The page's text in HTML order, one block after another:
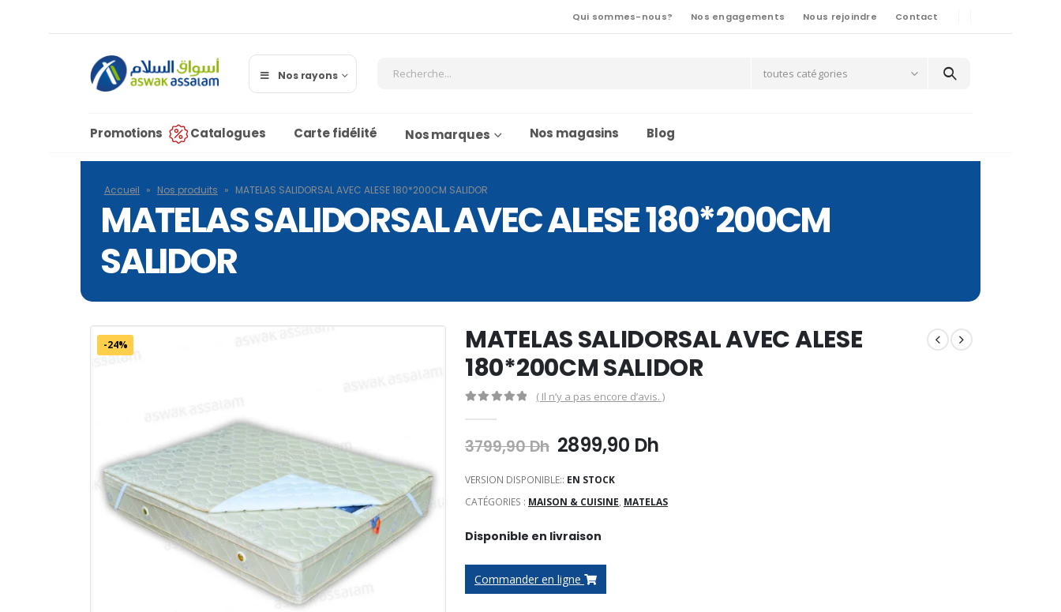
Qui sommes-nous? Nos engagements Nous rejoindre Contact
Nos rayons toutes catégories
Promotions Catalogues Carte fidélité Nos marques Nos magasins Blog
Accueil » Nos produits » MATELAS SALIDORSAL AVEC ALESE 180*200CM SALIDOR
MATELAS SALIDORSAL AVEC ALESE 180*200CM
SALIDOR
-24%
MATELAS SALIDORSAL AVEC ALESE
180*200CM SALIDOR
( Il n’y a pas encore d’avis. )
3799,90Dh Le
initial
était :
2899,90 DhLe
est :
VERSION DISPONIBLE:: EN STOCK
CATÉGORIES : MAISON & CUISINE, MATELAS
Disponible en livraison
Commander en ligne